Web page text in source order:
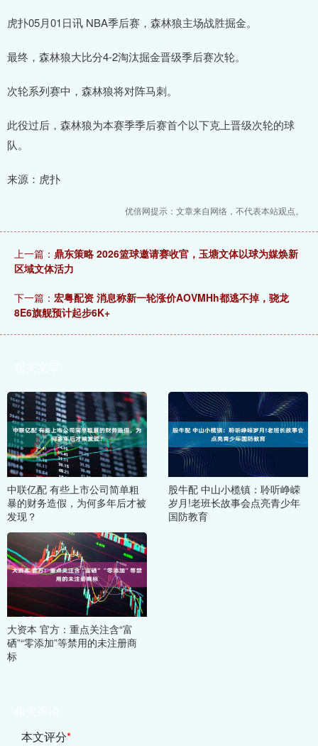
虎扑05月01日讯 NBA季后赛，森林狼主场战胜掘金。
最终，森林狼大比分4-2淘汰掘金晋级季后赛次轮。
次轮系列赛中，森林狼将对阵马刺。
此役过后，森林狼为本赛季季后赛首个以下克上晋级次轮的球
队。
来源：虎扑
优倍网提示：文章来自网络，不代表本站观点。
上一篇： 鼎东策略 2026篮球邀请赛收官，玉塘文体以球为媒焕新
区域文体活力
下一篇： 宏粤配资 消息称新一轮涨价AOVMHh都逃不掉，骁龙
8E6旗舰预计起步6K+
中联亿配 有些上市公司简单粗
暴的财务造假，为何多年后才被
发现？
股牛配 中山小榄镇：聆听峥嵘
岁月!老班长故事会点亮青少年
国防教育
大资本 官方：重点关注含“富
硒”“零添加”等禁用的未注册商
标
本文评分*